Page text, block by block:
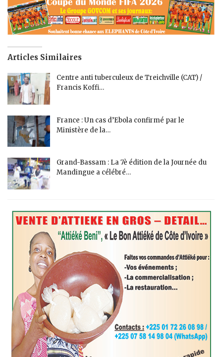
Articles Similaires
Centre anti tuberculeux de Treichville (CAT) /
Francis Koffi…
France : Un cas d’Ebola confirmé par le
Ministère de la…
Grand-Bassam : La 7è édition de la Journée du
Mandingue a célébré…